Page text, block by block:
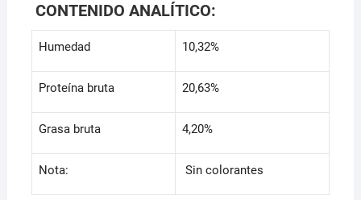
CONTENIDO ANALÍTICO:
Humedad 10,32%
Proteína bruta 20,63%
Grasa bruta 4,20%
Nota: Sin colorantes